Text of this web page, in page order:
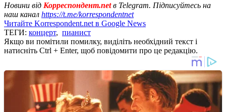
Новини від Корреспондент.netв Telegram. Підписуйтесь на
наш канал https://t.me/korrespondentnet
Читайте Korrespondent.net в Google News
ТЕГИ: концерт, пианист
Якщо ви помітили помилку, виділіть необхідний текст і
натисніть Ctrl + Enter, щоб повідомити про це редакцію.